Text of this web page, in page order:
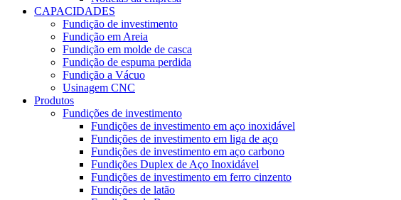
CAPACIDADES
Fundição de investimento
Fundição em Areia
Fundição em molde de casca
Fundição de espuma perdida
Fundição a Vácuo
Usinagem CNC
Produtos
Fundições de investimento
Fundições de investimento em aço inoxidável
Fundições de investimento em liga de aço
Fundições de investimento em aço carbono
Fundições Duplex de Aço Inoxidável
Fundições de investimento em ferro cinzento
Fundições de latão